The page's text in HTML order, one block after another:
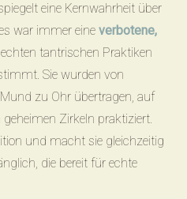
eine Kernwahrheit über
war immer eine verbotene,
echten tantrischen Praktiken
Sie wurden von
zu Ohr übertragen, auf
Zirkeln praktiziert.
und macht sie gleichzeitig
die bereit für echte